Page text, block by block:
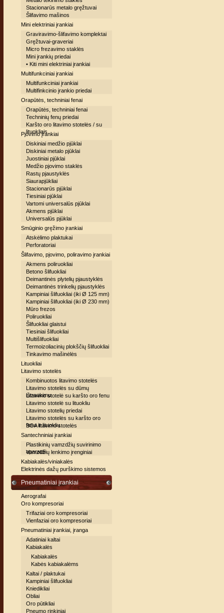
Stacionarūs metalo gręžtuvai
Šlifavimo mašinos
Mini elektriniai įrankiai
Graviravimo-šlifavimo komplektai
Gręžtuvai-graveriai
Micro frezavimo staklės
Mini įrankių priedai
• Kiti mini elektriniai įrankiai
Multifunkciniai įrankiai
Multifunkciniai įrankiai
Multifinkcinio įrankio priedai
Orapūtės, techniniai fenai
Orapūtės, techniniai fenai
Techninių fenų priedai
Karšto oro litavimo stotelės / su
lituokliais
Pjovimo įrankiai
Diskiniai medžio pjūklai
Diskiniai metalo pjūklai
Juostiniai pjūklai
Medžio pjovimo staklės
Rastų pjaustyklės
Siaurapjūkliai
Stacionarūs pjūklai
Tiesiniai pjūklai
Vartomi universalūs pjūklai
Akmens pjūklai
Universalūs pjūklai
Smūginio gręžimo įrankiai
Atskėlimo plaktukai
Perforatoriai
Šlifavimo, pjovimo, poliravimo įrankiai
Akmens poliruokliai
Betono šlifuokliai
Deimantinės plytelių pjaustyklės
Deimantinės trinkelių pjaustyklės
Kampiniai šlifuokliai (iki Ø 125 mm)
Kampiniai šlifuokliai (iki Ø 230 mm)
Mūro frezos
Poliruokliai
Šlifuokliai glaistui
Tiesiniai šlifuokliai
Multišlifuokliai
Termoizoliacinių plokščių šlifuokliai
Tinkavimo mašinėlės
Lituokliai
Litavimo stotelės
Kombinuotos litavimo stotelės
Litavimo stotelės su dūmų
ištraukimu
Litavimo stotelė su karšto oro fenu
Litavimo stotelė su lituokliu
Litavimo stotelių priedai
Litavimo stotelės su karšto oro
fenu ir lituokliu
BGA litavimo stotelės
Santechniniai įrankiai
Plastikinių vamzdžių suvirinimo
aparatai
Vamzdžių lenkimo įrenginiai
Kabiakalės/viniakalės
Elektrinės dažų purškimo sistemos
Pneumatiniai įrankiai
Aerografai
Oro kompresoriai
Trifaziai oro kompresoriai
Vienfaziai oro kompresoriai
Pneumatiniai įrankiai, įranga
Adatiniai kaltai
Kabiakalės
Kabiakalės
Kabės kabiakalėms
Kaltai / plaktukai
Kampiniai šlifuokliai
Kniedikliai
Obliai
Oro pūtikliai
Pneumo rinkiniai